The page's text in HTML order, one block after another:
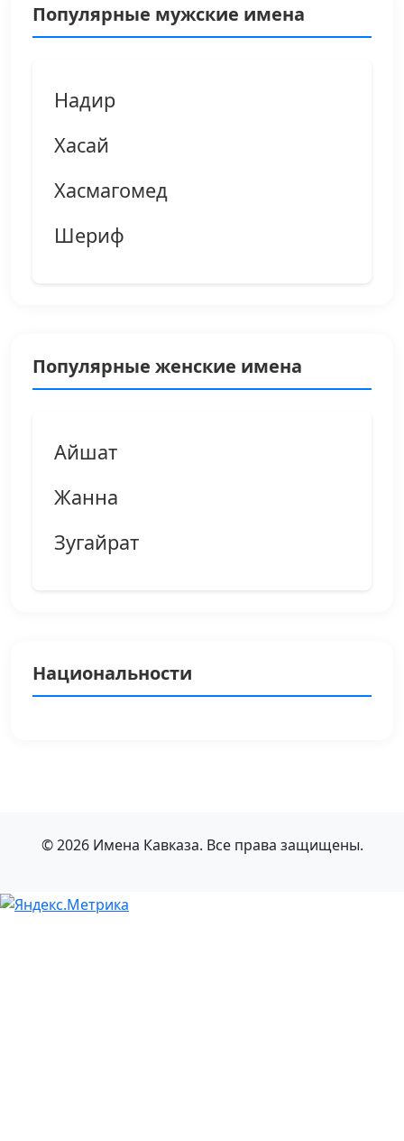
Популярные мужские имена
Надир
Хасай
Хасмагомед
Шериф
Популярные женские имена
Айшат
Жанна
Зугайрат
Национальности
© 2026 Имена Кавказа. Все права защищены.